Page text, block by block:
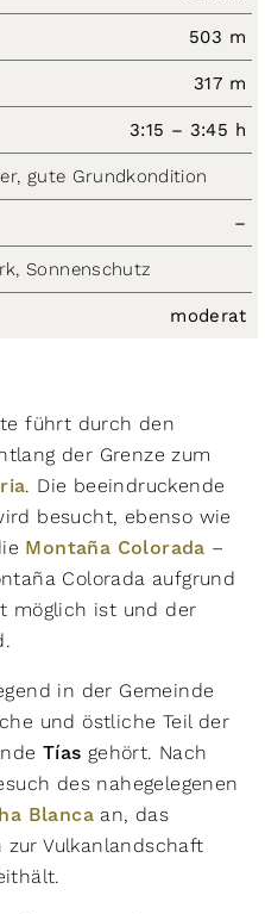
503 m
317 m
3:15 – 3:45 h
gute Grundkondition
–
Sonnenschutz
moderat
führt durch den
der Grenze zum
. Die beeindruckende
besucht, ebenso wie
Montaña Colorada –
Colorada aufgrund
möglich ist und der
in der Gemeinde
und östliche Teil der
Tías gehört. Nach
des nahegelegenen
Blanca an, das
Vulkanlandschaft